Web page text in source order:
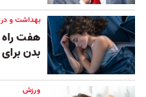
بهداشت و
هفت راه
بدن
ورزش